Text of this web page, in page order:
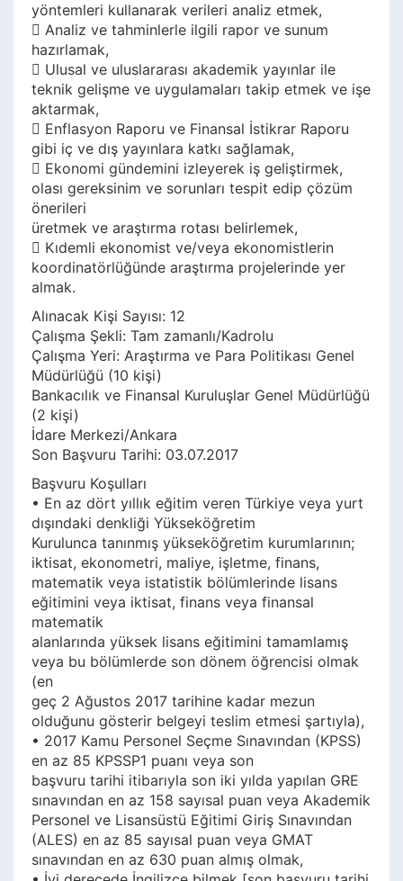
yöntemleri kullanarak verileri analiz etmek,
 Analiz ve tahminlerle ilgili rapor ve sunum
hazırlamak,
 Ulusal ve uluslararası akademik yayınlar ile
teknik gelişme ve uygulamaları takip etmek ve işe
aktarmak,
 Enflasyon Raporu ve Finansal İstikrar Raporu
gibi iç ve dış yayınlara katkı sağlamak,
 Ekonomi gündemini izleyerek iş geliştirmek,
olası gereksinim ve sorunları tespit edip çözüm
önerileri
üretmek ve araştırma rotası belirlemek,
 Kıdemli ekonomist ve/veya ekonomistlerin
koordinatörlüğünde araştırma projelerinde yer
almak.
Alınacak Kişi Sayısı: 12
Çalışma Şekli: Tam zamanlı/Kadrolu
Çalışma Yeri: Araştırma ve Para Politikası Genel
Müdürlüğü (10 kişi)
Bankacılık ve Finansal Kuruluşlar Genel Müdürlüğü
(2 kişi)
İdare Merkezi/Ankara
Son Başvuru Tarihi: 03.07.2017
Başvuru Koşulları
• En az dört yıllık eğitim veren Türkiye veya yurt
dışındaki denkliği Yükseköğretim
Kurulunca tanınmış yükseköğretim kurumlarının;
iktisat, ekonometri, maliye, işletme, finans,
matematik veya istatistik bölümlerinde lisans
eğitimini veya iktisat, finans veya finansal
matematik
alanlarında yüksek lisans eğitimini tamamlamış
veya bu bölümlerde son dönem öğrencisi olmak
(en
geç 2 Ağustos 2017 tarihine kadar mezun
olduğunu gösterir belgeyi teslim etmesi şartıyla),
• 2017 Kamu Personel Seçme Sınavından (KPSS)
en az 85 KPSSP1 puanı veya son
başvuru tarihi itibarıyla son iki yılda yapılan GRE
sınavından en az 158 sayısal puan veya Akademik
Personel ve Lisansüstü Eğitimi Giriş Sınavından
(ALES) en az 85 sayısal puan veya GMAT
sınavından en az 630 puan almış olmak,